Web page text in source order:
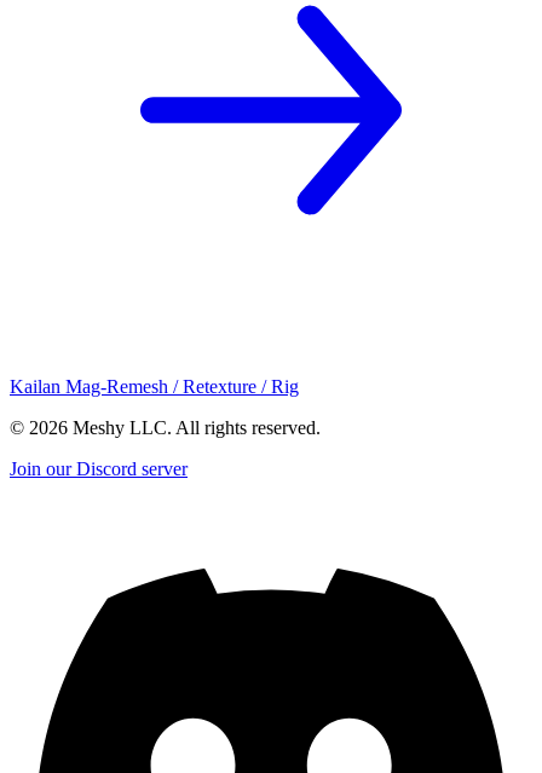
Kailan Mag-Remesh / Retexture / Rig
© 2026 Meshy LLC. All rights reserved.
Join our Discord server